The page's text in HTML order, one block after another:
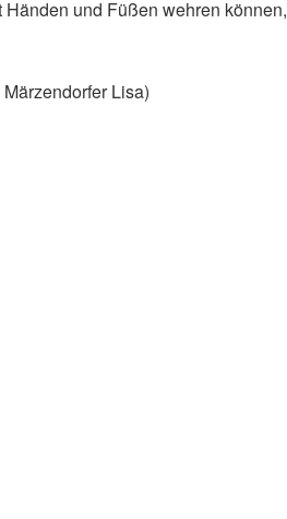
und Füßen wehren können,
Lisa)